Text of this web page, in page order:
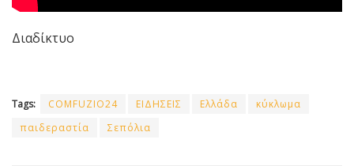
Διαδίκτυο
Tags: COMFUZIO24 ΕΙΔΗΣΕΙΣ Ελλάδα
κύκλωμα
παιδεραστία
Σεπόλια